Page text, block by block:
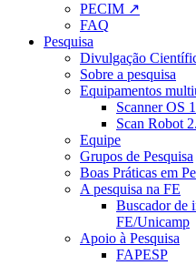
PECIM ↗
FAQ
Pesquisa
Divulgação
Sobre a pesquisa
Equipamentos
Scanner OS
Scan Robot
Equipe
Grupos de Pesquisa
Boas Práticas em
A pesquisa na FE
Buscador de
FE/Unicamp
Apoio à Pesquisa
FAPESP